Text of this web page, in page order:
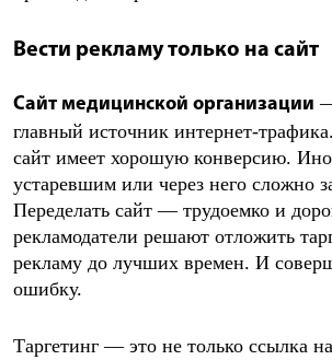
Вести рекламу только на сайт
Сайт медицинской организации
главный источник интернет-
сайт имеет хорошую конверсию.
устаревшим или через него сложно
Переделать сайт — трудоемко и
рекламодатели решают отложить
рекламу до лучших времен. И
ошибку.
Таргетинг — это не только ссылка